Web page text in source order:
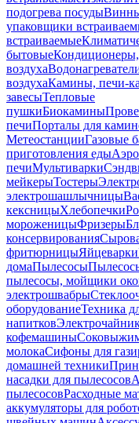
подогрева посуды
упаковщики
встраиваемые
бытовые
воздуха
воздухаКамины, печи-
завесыТепловые
пушкиБиокамины
печиПорталы для
МетеостанцииГазовые
приготовления еды
печиМультиварки
мейкерыТостеры
электрошашлычницы
кексницыХлебопечки
мороженицыФризеры
консервирования
фритюрницыЯйцеварки
домаПылесосы
пылесосы, мойщики
электрошвабры
оборудованиеТехника
напитков
кофемашины
молокаСифоны для
домашней техники
насадки для пылесосов
пылесосовРасходные
аккумуляторы для